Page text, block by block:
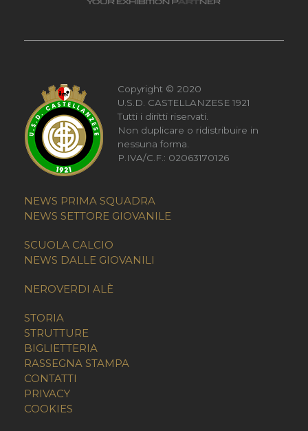
Copyright © 2020
U.S.D. CASTELLANZESE 1921
Tutti i diritti riservati.
Non duplicare o ridistribuire in
nessuna forma.
P.IVA/C.F.: 02063170126
NEWS PRIMA SQUADRA
NEWS SETTORE GIOVANILE
SCUOLA CALCIO
NEWS DALLE GIOVANILI
NEROVERDI ALÈ
STORIA
STRUTTURE
BIGLIETTERIA
RASSEGNA STAMPA
CONTATTI
PRIVACY
COOKIES